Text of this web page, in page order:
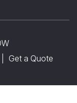
Get a Quote